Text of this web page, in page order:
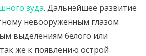
зуда. Дальнейшее развитие
невооруженным глазом
выделениям белого или
же к появлению острой